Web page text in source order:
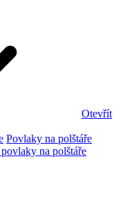
Otevřít
Povlaky na polštáře
na polštáře